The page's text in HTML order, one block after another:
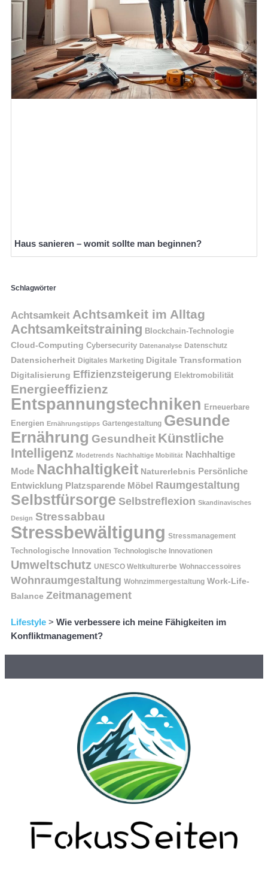
Haus sanieren – womit sollte man beginnen?
Schlagwörter
Achtsamkeit Achtsamkeit im Alltag
Achtsamkeitstraining Blockchain-Technologie
Cloud-Computing Cybersecurity Datenanalyse Datenschutz
Datensicherheit Digitales Marketing Digitale Transformation
Digitalisierung Effizienzsteigerung Elektromobilität
Energieeffizienz
Entspannungstechniken Erneuerbare
Energien Ernährungstipps Gartengestaltung Gesunde
Ernährung Gesundheit Künstliche
Intelligenz Modetrends Nachhaltige Mobilität Nachhaltige
Mode Nachhaltigkeit Naturerlebnis Persönliche
Entwicklung Platzsparende Möbel Raumgestaltung
Selbstfürsorge Selbstreflexion Skandinavisches
Design Stressabbau
Stressbewältigung Stressmanagement
Technologische Innovation Technologische Innovationen
Umweltschutz UNESCO Weltkulturerbe Wohnaccessoires
Wohnraumgestaltung Wohnzimmergestaltung Work-Life-
Balance Zeitmanagement
Lifestyle > Wie verbessere ich meine Fähigkeiten im
Konfliktmanagement?